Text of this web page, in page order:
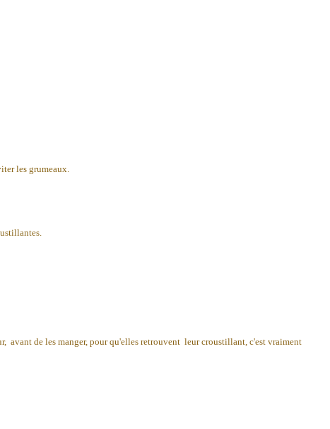
les grumeaux.
avant de les manger, pour qu'elles retrouvent leur croustillant, c'est vraiment